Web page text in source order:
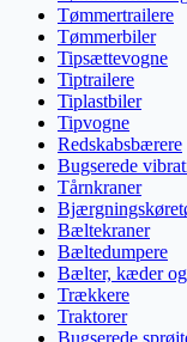
Tømmertrailere
Tømmerbiler
Tipsættevogne
Tiptrailere
Tiplastbiler
Tipvogne
Redskabsbærere
Bugserede
Tårnkraner
Bæltekraner
Bæltedumpere
Bælter, kæder
Trækkere
Traktorer
Bugserede